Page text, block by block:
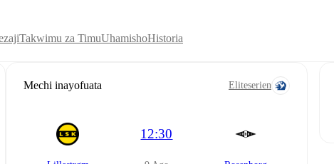
Takwimu za TimuUhamishoHistoria
Mechi inayofuata Eliteserien
12:30